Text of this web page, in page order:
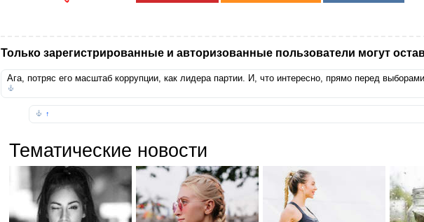
Только зарегистрированные и авторизованные пользователи могут
Ага, потряс его масштаб коррупции, как лидера партии. И, что интересно, прямо перед
↑
Тематические новости